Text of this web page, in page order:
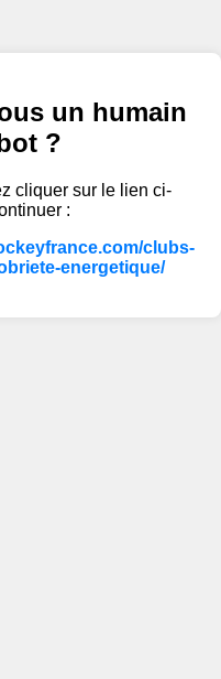
un humain
?
cliquer sur le lien ci-
:
clubs-
energetique/